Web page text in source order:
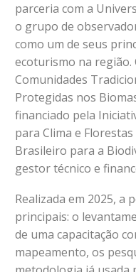
parceria com a
o grupo de
como um de seus
ecoturismo na região.
Comunidades
Protegidas nos
financiado pela
para Clima e
Brasileiro para a
gestor técnico e
Realizada em 2025, a
principais: o
de uma capacitação
mapeamento, os